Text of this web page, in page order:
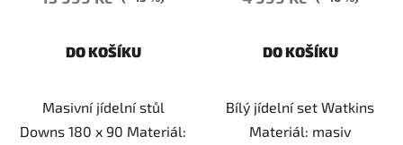
DO KOŠÍKU
Masivní jídelní stůl
Downs 180 x 90 Materiál:
DO KOŠÍKU
Bílý jídelní set Watkins
Materiál: masiv